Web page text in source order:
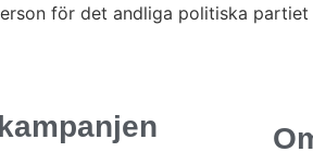
för det andliga politiska